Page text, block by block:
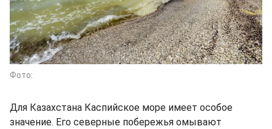
Фото:
Для Казахстана Каспийское море имеет особое
значение. Его северные побережья омывают